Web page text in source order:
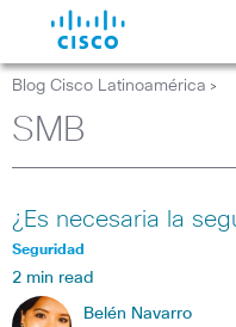
Blog Cisco Latinoamérica >
SMB
¿Es necesaria la
Seguridad
2 min read
Belén Navarro